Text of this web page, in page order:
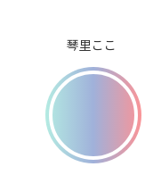
琴里ここ